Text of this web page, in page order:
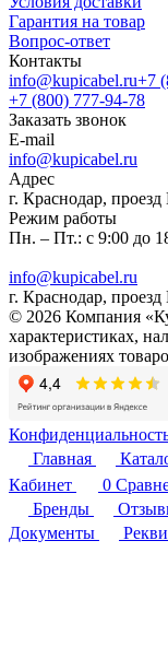
Гарантия на товар
Вопрос-ответ
Контакты
info@kupicabel.ru+7
+7 (800) 777-94-78
Заказать звонок
E-mail
info@kupicabel.ru
Адрес
г. Краснодар,
Режим работы
Пн. – Пт.: с 9:00 до
info@kupicabel.ru
г. Краснодар,
© 2026 Компания
характеристиках,
изображениях
Главная
Кабинет
0
Бренды
Документы